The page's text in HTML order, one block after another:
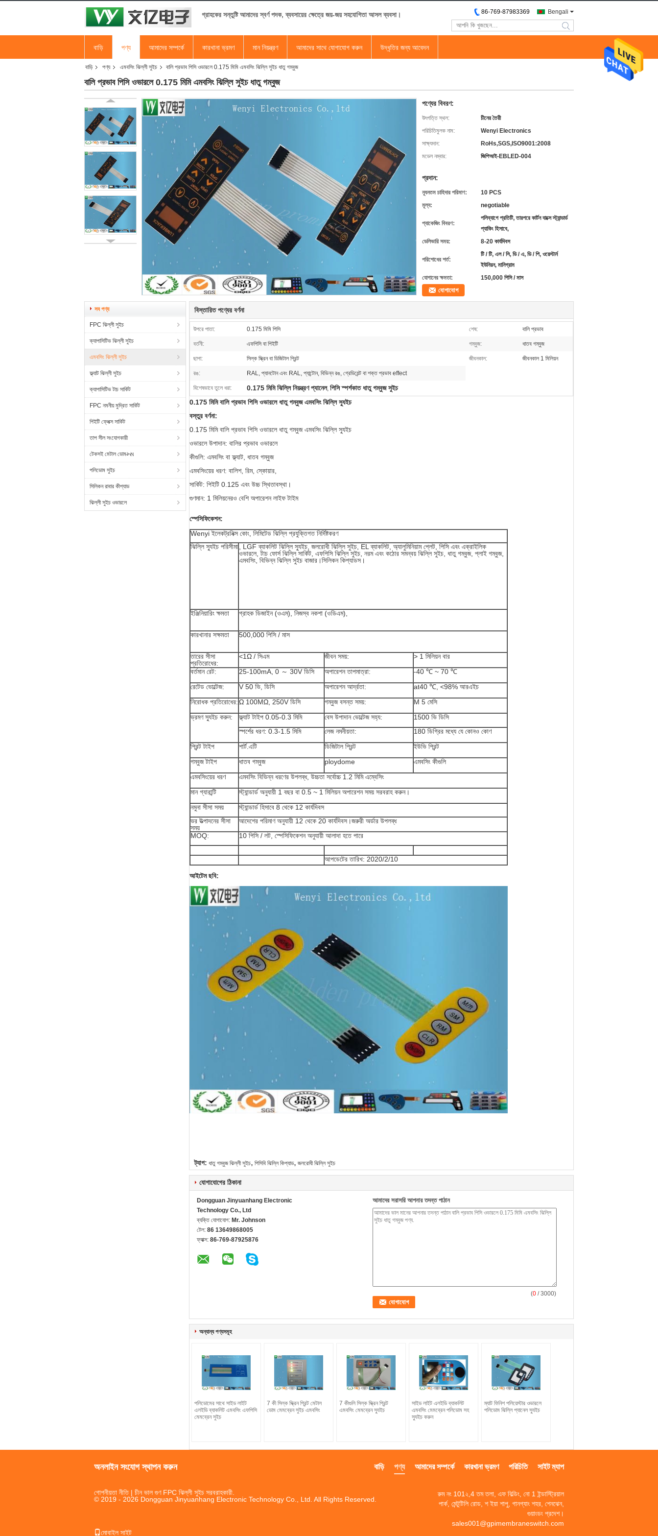
গ্রাহকের সন্তুষ্টি আমাদের স্বর্ণ পদক, ব্যবসায়ের ক্ষেত্রে জয়-জয় সহযোগিতা আসল ব্যবসা। Bengali
86-769-87983369
search
বাড়ি পণ্য আমাদের সম্পর্কে কারখানা ভ্রমণ মান নিয়ন্ত্রণ আমাদের সাথে যোগাযোগ করুন উদ্ধৃতির জন্য আবেদন
বাড়ি পণ্য এমবসিং ঝিল্লী সুইচ বালি প্রভাব পিসি ওভারলে 0.175 মিমি এমবসিং ঝিল্লি সুইচ ধাতু গম্বুজ
বালি প্রভাব পিসি ওভারলে 0.175 মিমি এমবসিং ঝিল্লি সুইচ ধাতু গম্বুজ
পণ্যের বিবরণ:
উৎপত্তি স্থল:
চীনের তৈরী
পরিচিতিমুলক নাম:
Wenyi Electronics
সাক্ষ্যদান:
RoHs,SGS,ISO9001:2008
মডেল নম্বার:
জিপিআই-EBLED-004
প্রদান:
ন্যূনতম চাহিদার পরিমাণ:
10 PCS
মূল্য:
negotiable
প্যাকেজিং বিবরণ:
পলিব্যাগে প্রতিটি, তারপরে কার্টন বাক্সে স্ট্যান্ডার্ড
প্যাকিং হিসাবে,
ডেলিভারি সময়:
8-20 কার্যদিবস
পরিশোধের শর্ত:
টি / টি, এল / সি, ডি / এ, ডি / পি, ওয়েস্টার্ন
ইউনিয়ন, মানিগ্রাম
যোগানের ক্ষমতা:
150,000 পিসি / মাস
যোগাযোগ
সব পণ্য
FPC ঝিল্লী সুইচ
ক্যাপাসিটিভ ঝিল্লী সুইচ
এমবসিং ঝিল্লী সুইচ
ফ্ল্যাট ঝিল্লী সুইচ
ক্যাপাসিটিভ টাচ সার্কিট
FPC নমনীয় মুদ্রিত সার্কিট
পিইটি ফ্লেক্স সার্কিট
তাপ সীল সংযোগকারী
টেকসই মেটাল ডোমમ્સ
পলিডোম সুইচ
সিলিকন রাবার কীপ্যাড
ঝিল্লী সুইচ ওভারলে
বিস্তারিত পণ্যের বর্ণনা
উপরে পাতা: 0.175 মিমি পিসি শেষ: বালি প্রভাব
বর্তনী: এফপিসি বা পিইটি গম্বুজ: ধাতব গম্বুজ
ছাপা: সিল্ক স্ক্রিন বা ডিজিটাল প্রিন্ট জীবনকাল: জীবনকাল 1 মিলিয়ন
রঙ: RAL, প্যানটোন এবং RAL, প্যান্টোন, বিভিন্ন রঙ, গ্রেডিয়েন্ট বা শক্ত প্রভাব effect
বিশেষভাবে তুলে ধরা: 0.175 মিমি ঝিল্লি নিয়ন্ত্রণ প্যানেল, পিসি স্পর্শকাত ধাতু গম্বুজ সুইচ
0.175 মিমি বালি প্রভাব পিসি ওভারলে ধাতু গম্বুজ এমবসিং ঝিল্লি স্যুইচ
বস্তুর বর্ণনা:
0.175 মিমি বালি প্রভাব পিসি ওভারলে ধাতু গম্বুজ এমবসিং ঝিল্লি স্যুইচ
ওভারলে উপাদান: বালির প্রভাব ওভারলে
কীগুলি: এমবসিং বা ফ্ল্যাট, ধাতব গম্বুজ
এমবসিংয়ের ধরণ: বালিশ, রিম, স্কোয়ার,
সার্কিট: পিইটি 0.125 এবং উচ্চ স্থিতাবস্থা।
গুণমান: 1 মিলিয়নেরও বেশি অপারেশন লাইফ টাইম
স্পেসিফিকেশন:
Wenyi ইলেকট্রনিক্স কোং, লিমিটেড ঝিল্লি প্রযুক্তিগত নির্দিষ্টকরণ
ঝিল্লি স্যুইচ পরিসীমা
, LGF ব্যাকলিট ঝিল্লি স্যুইচ, জলরোধী ঝিল্লি সুইচ, EL ব্যাকলিট, অ্যালুমিনিয়াম প্লেট, পিসি এবং এক্রাইলিক
ওভারলে, টাচ ফোর্স ঝিল্লি সার্কিট, এফপিসি ঝিল্লি সুইচ, নরম এবং কঠোর সমন্বয় ঝিল্লি সুইচ, ধাতু গম্বুজ, প্লাই গম্বুজ,
এমবসিং, বিভিন্ন ঝিল্লি সুইচ বাজার।সিলিকন কিপ্যাডস।
ইঞ্জিনিয়ারিং ক্ষমতা গ্রাহক ডিজাইন (ওএম), নিজস্ব নকশা (ওডিএম),
কারখানার সক্ষমতা 500,000 পিসি / মাস
তারের সীসা
প্রতিরোধের:
<1Ω / সিএম জীবন সময়:
> 1 মিলিয়ন বার
বর্তমান রেট:
25-100mA, 0 ～ 30V ডিসি অপারেশন তাপমাত্রা:
-40 ℃ ~ 70 ℃
রেটেড ভোল্টেজ:
V 50 ভি, ডিসি অপারেশন আর্দ্রতা:
at40 ℃, <98% আরএইচ
নিরোধক প্রতিরোধের:Ω 100MΩ, 250V ডিসি গম্বুজ বসন্ত সময়:
M 5 মেসি
ভ্রমণ স্যুইচ করুন:
ফ্ল্যাট টাইপ 0.05-0.3 মিমি বেস উপাদান ভোল্টেজ সহ্য:
1500 ভি ডিসি
স্পর্শের ধরণ: 0.3-1.5 মিমি
লেজ নমনীয়তা:
180 ডিগ্রির মধ্যে যে কোনও কোণ
প্রিন্ট টাইপ
শার্ট.এটি ডিজিটাল প্রিন্ট
ইউভি প্রিন্ট
গম্বুজ টাইপ
ধাতব গম্বুজ ploydome
এমবসিং কীগুলি
এমবসিংয়ের ধরণ
এমবসিং বিভিন্ন ধরণের উপলব্ধ, উচ্চতা সর্বোচ্চ 1.2 মিমি এম্বেসিং
মান গ্যারান্টি
স্ট্যান্ডার্ড অনুযায়ী 1 বছর বা 0.5 ~ 1 মিলিয়ন অপারেশন সময় সরবরাহ করুন।
নমুনা সীসা সময়
স্ট্যান্ডার্ড হিসাবে 8 থেকে 12 কার্যদিবস
ভর উত্পাদনের সীসা
সময়
আদেশের পরিমাণ অনুযায়ী 12 থেকে 20 কার্যদিবস।জরুরী অর্ডার উপলব্ধ
MOQ:
10 পিসি / লট, স্পেসিফিকেশন অনুযায়ী আলাদা হতে পারে
আপডেটের তারিখ: 2020/2/10
আইটেম ছবি:
ট্যাগ: ধাতু গম্বুজ ঝিল্লী সুইচ, পিসিবি ঝিল্লি কিপ্যাড, জলরোধী ঝিল্লি সুইচ
যোগাযোগের ঠিকানা
Dongguan Jinyuanhang Electronic
Technology Co., Ltd
ব্যক্তি যোগাযোগ: Mr. Johnson
টেল: 86 13649868005
ফ্যাক্স: 86-769-87925876
আমাদের সরাসরি আপনার তদন্ত পাঠান
(0 / 3000)
অন্যান্য পণ্যসমূহ
পলিডোমের সাথে সাইড লাইট
এলইডি ব্যাকলিট এমবসিং এফপিসি
মেমব্রেন সুইচ
7 কী সিল্ক স্ক্রিন প্রিন্ট মেটাল
ডোম মেমব্রেন সুইচ এমবসিং
7 কীগুলি সিল্ক স্ক্রিন প্রিন্ট
এমবসিং মেমব্রেন স্যুইচ
সাইড লাইট এলইডি ব্যাকলিট
এমবসিং মেমব্রেন পলিডোম সহ
স্যুইচ করুন
ম্যাট ফিনিশ পলিয়েস্টার ওভারলে
পলিডোম ঝিল্লি প্যানেল স্যুইচ
অনলাইন সংযোগ স্থাপন করুন সাইট ম্যাপ
পরিচিতি
কারখানা ভ্রমণ
আমাদের সম্পর্কে
পণ্য
বাড়ি
গোপনীয়তা নীতি| চীন ভাল গুণ FPC ঝিল্লী সুইচ সরবরাহকারী.
© 2019 - 2026 Dongguan Jinyuanhang Electronic Technology Co., Ltd. All Rights Reserved.
রুম নং 101২,4 তম তলা, এফ বিল্ডিং, নো 1 ইন্ডাস্ট্রিয়াল
পার্ক, মেন্টুটিলি রোড, শ ইয়া শাপু, গানগ্যাং শহর, শেনঝেন,
গুয়াংডং প্রদেশ।
sales001@gpimembraneswitch.com
মোবাইল সাইট